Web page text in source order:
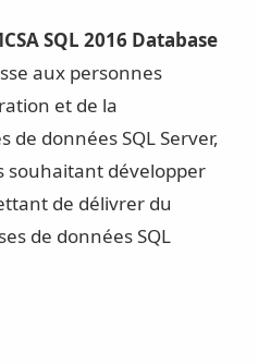
SQL 2016 Database
aux personnes
et de la
de données SQL Server,
souhaitant développer
de délivrer du
de données SQL